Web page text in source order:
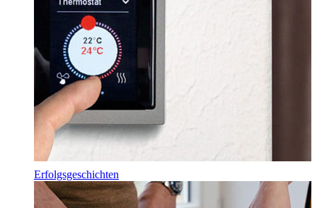
Erfolgsgeschichten